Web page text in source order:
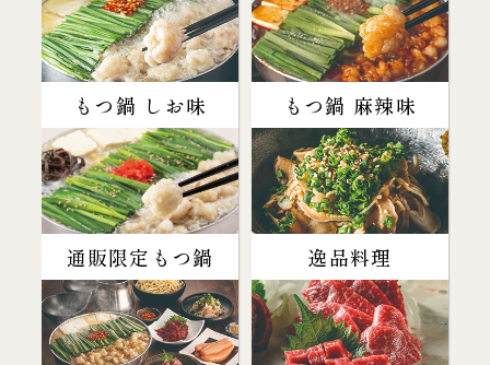
もつ鍋 しお味 もつ鍋 麻辣味
通販限定もつ鍋 逸品料理